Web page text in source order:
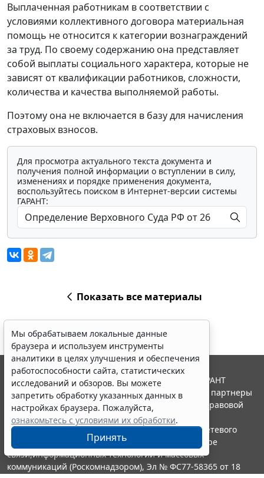
Выплаченная работникам в соответствии с
условиями коллективного договора материальная
помощь не относится к категории вознаграждений
за труд. По своему содержанию она представляет
собой выплаты социального характера, которые не
зависят от квалификации работников, сложности,
количества и качества выполняемой работы.
Поэтому она не включается в базу для начисления
страховых взносов.
Для просмотра актуального текста документа и
получения полной информации о вступлении в силу,
изменениях и порядке применения документа,
воспользуйтесь поиском в Интернет-версии системы
ГАРАНТ:
Показать все материалы
Мы обрабатываем локальные данные
браузера и используем инструменты
аналитики в целях улучшения и обеспечения
работоспособности сайта, статистических
исследований и обзоров. Вы можете
запретить обработку указанных данных в
настройках браузера. Пожалуйста,
ознакомьтесь с условиями их обработки.
Принять
© ООО "НПП "ГАРАНТ-СЕРВИС", 2026. Система ГАРАНТ
выпускается с 1990 года. Компания "Гарант" и ее партнеры
являются участниками Российской ассоциации правовой
информации ГАРАНТ.
Портал ГАРАНТ.РУ зарегистрирован в качестве сетевого
издания Федеральной службой по надзору в сфере
связи,информационных технологий и массовых
коммуникаций (Роскомнадзором), Эл № ФС77-58365 от 18